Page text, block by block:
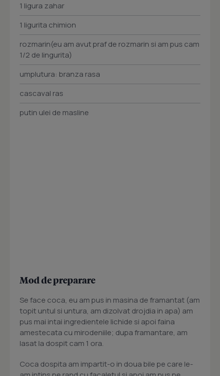
1 ligura zahar
1 ligurita chimion
rozmarin(eu am avut praf de rozmarin si am pus cam
1/2 de lingurita)
umplutura: branza rasa
cascaval ras
putin ulei de masline
Mod de preparare
Se face coca, eu am pus in masina de framantat (am
topit untul si untura, am dizolvat drojdia in apa) am
pus mai intai ingredientele lichide si apoi faina
amestecata cu mirodeniile; dupa framantare, am
lasat la dospit cam 1 ora.
Coca dospita am impartit-o in doua bile pe care le-